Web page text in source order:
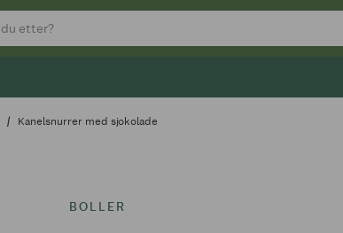
Kanelsnurrer med sjokolade
BOLLER